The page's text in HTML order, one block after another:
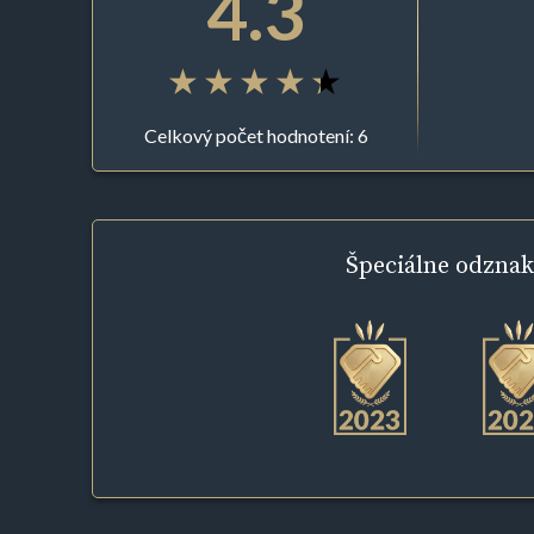
Celkový počet hodnotení: 6
Špeciálne